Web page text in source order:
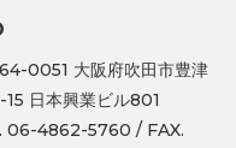
0051 大阪府吹田市豊津
15 日本興業ビル801
06-4862-5760 / FAX.